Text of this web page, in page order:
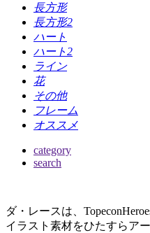
長方形
長方形2
ハート
ハート2
ライン
花
その他
フレーム
オススメ
category
search
ダ・レースは、
イラスト素材をひたすらア